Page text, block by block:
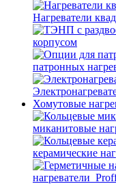
Нагреватели
корпусом
патронных
Хомутовые
миканитовые
керамические